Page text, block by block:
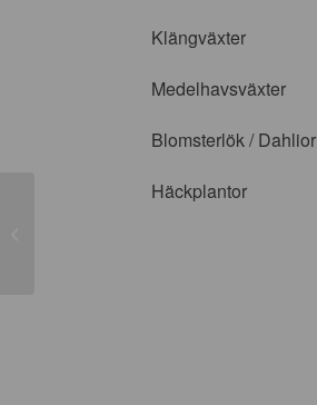
Klängväxter
Medelhavsväxter
Blomsterlök / Dahlior
Häckplantor